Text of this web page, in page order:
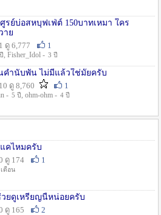
รย์บ่อสหบุฟเฟ่ต์ 150บาทเหมา ใคร
าย
ดู 6,777
1
, Fisher_Idol - 3 ปี
คำนับพัน ไม่มีแล้วใช่มั๊ยครับ
ดู 8,760
1
- 5 ปี , ohm-ohm - 4 ปี
คไหมครับ
ดู 174
1
เดือน
ยดูเหรียญนี้หน่อยครับ
ดู 165
2